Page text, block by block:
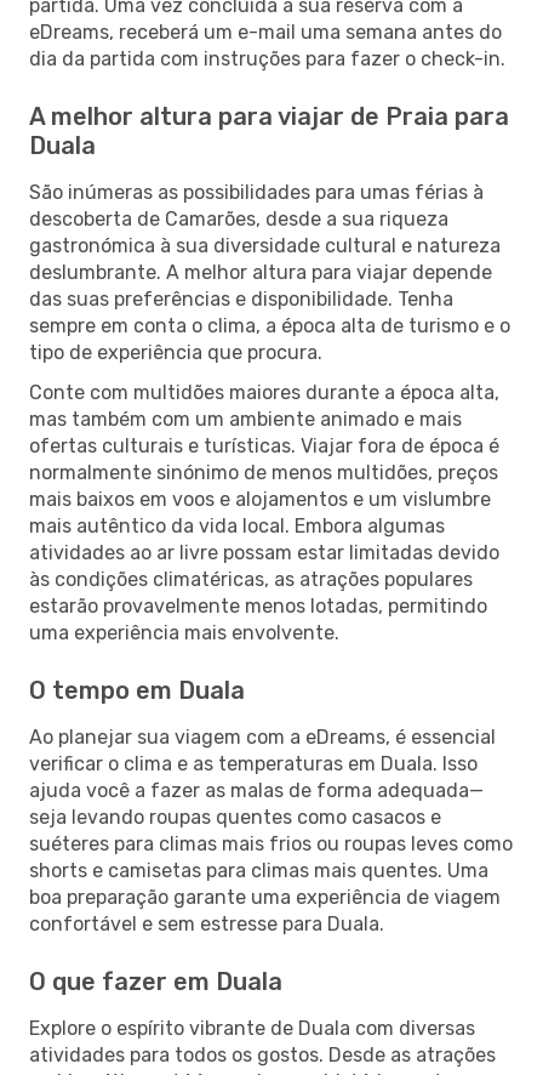
partida. Uma vez concluída a sua reserva com a
eDreams, receberá um e-mail uma semana antes do
dia da partida com instruções para fazer o check-in.
A melhor altura para viajar de Praia para
Duala
São inúmeras as possibilidades para umas férias à
descoberta de Camarões, desde a sua riqueza
gastronómica à sua diversidade cultural e natureza
deslumbrante. A melhor altura para viajar depende
das suas preferências e disponibilidade. Tenha
sempre em conta o clima, a época alta de turismo e o
tipo de experiência que procura.
Conte com multidões maiores durante a época alta,
mas também com um ambiente animado e mais
ofertas culturais e turísticas. Viajar fora de época é
normalmente sinónimo de menos multidões, preços
mais baixos em voos e alojamentos e um vislumbre
mais autêntico da vida local. Embora algumas
atividades ao ar livre possam estar limitadas devido
às condições climatéricas, as atrações populares
estarão provavelmente menos lotadas, permitindo
uma experiência mais envolvente.
O tempo em Duala
Ao planejar sua viagem com a eDreams, é essencial
verificar o clima e as temperaturas em Duala. Isso
ajuda você a fazer as malas de forma adequada—
seja levando roupas quentes como casacos e
suéteres para climas mais frios ou roupas leves como
shorts e camisetas para climas mais quentes. Uma
boa preparação garante uma experiência de viagem
confortável e sem estresse para Duala.
O que fazer em Duala
Explore o espírito vibrante de Duala com diversas
atividades para todos os gostos. Desde as atrações